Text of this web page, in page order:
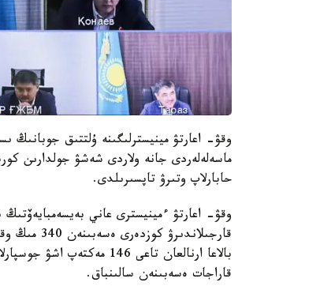
وقۋ- اعارتۋ مينيسترلىگىنە ۇلتتىق جوبانىڭ
ماسەلەلەردى جانە ولاردى شەشۋ جولدارىن
حابارلاپ وتىرۋ تاپسىرىلدى.
قاراجات ەسەبىنەن سالىنباق.